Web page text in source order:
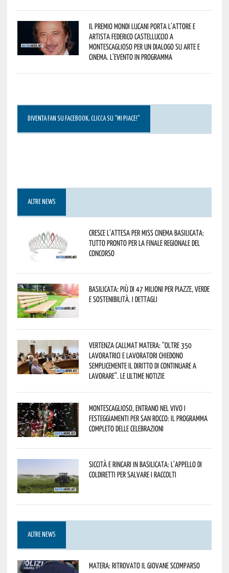
Il Premio Mondi Lucani porta l’attore e
artista Federico Castelluccio a
Montescaglioso per un dialogo su arte e
cinema. L’evento in programma
DIVENTA FAN SU FACEBOOK, CLICCA SU “MI PIACE!”
ALTRE NEWS
Cresce l’attesa per Miss Cinema Basilicata:
tutto pronto per la finale regionale del
concorso
Basilicata: più di 47 milioni per piazze, verde
e sostenibilità. I dettagli
Vertenza CallMat Matera: “Oltre 350
lavoratrici e lavoratori chiedono
semplicemente il diritto di continuare a
lavorare”. Le ultime notizie
Montescaglioso, entrano nel vivo i
festeggiamenti per San Rocco: il programma
completo delle celebrazioni
Siccità e rincari in Basilicata: l’appello di
Coldiretti per salvare i raccolti
ALTRE NEWS
Matera: ritrovato il giovane scomparso